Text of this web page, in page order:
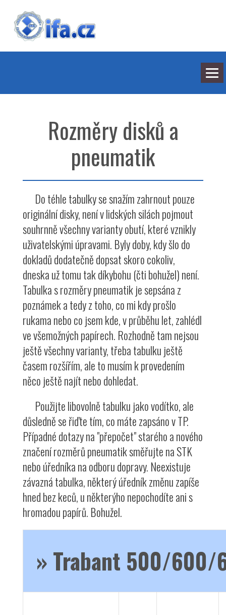
BARVY
SEDMILHÁŘI
ARCHIV
KONTAKT
Rozměry disků a
pneumatik
Do téhle tabulky se snažím zahrnout pouze
originální disky, není v lidských silách pojmout
souhrnně všechny varianty obutí, které vznikly
uživatelskými úpravami. Byly doby, kdy šlo do
dokladů dodatečně dopsat skoro cokoliv,
dneska už tomu tak díkybohu (čti bohužel) není.
Tabulka s rozměry pneumatik je sepsána z
poznámek a tedy z toho, co mi kdy prošlo
rukama nebo co jsem kde, v průběhu let, zahlédl
ve všemožných papírech. Rozhodně tam nejsou
ještě všechny varianty, třeba tabulku ještě
časem rozšířím, ale to musím k provedením
něco ještě najít nebo dohledat.
Použijte libovolně tabulku jako vodítko, ale
důsledně se řiďte tím, co máte zapsáno v TP.
Případné dotazy na "přepočet" starého a nového
značení rozměrů pneumatik směřujte na STK
nebo úředníka na odboru dopravy. Neexistuje
závazná tabulka, některý úředník změnu zapíše
hned bez keců, u některýho nepochodíte ani s
hromadou papírů. Bohužel.
» Trabant 500/600/